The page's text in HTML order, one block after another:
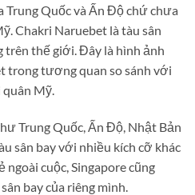
Trung Quốc và Ấn Độ chứ chưa
Chakri Naruebet là tàu sân
trên thế giới. Đây là hình ảnh
trong tương quan so sánh với
quân Mỹ.
Trung Quốc, Ấn Độ, Nhật Bản
sân bay với nhiều kích cỡ khác
ngoài cuộc, Singapore cũng
bay của riêng mình.